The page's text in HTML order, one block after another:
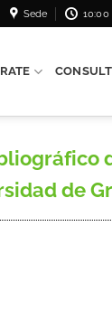
Sede 10:00
de